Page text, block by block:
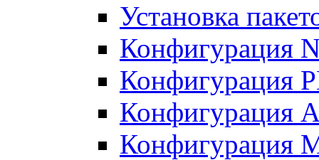
Установка
Конфигурация
Конфигурация
Конфигурация
Конфигурация